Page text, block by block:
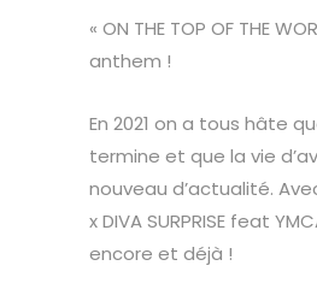
« ON THE TOP OF THE
anthem !
En 2021 on a tous hâte
termine et que la vie
nouveau d’actualité. Avec
x DIVA SURPRISE feat
encore et déjà !